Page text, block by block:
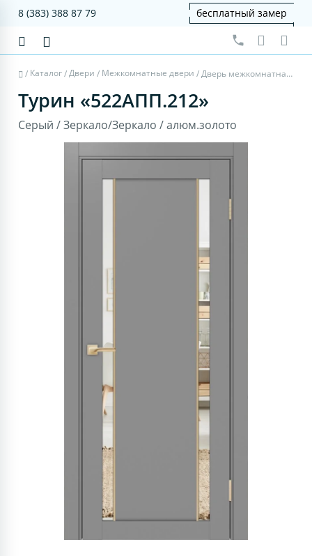
8 (383) 388 87 79 бесплатный замер
/ Каталог/Двери / Межкомнатные двери / Дверь межкомнатная Турин 522AПП.212 - серый, зеркало/зеркало, алюм.золото
Турин «522AПП.212»
Серый / Зеркало/Зеркало / алюм.золото